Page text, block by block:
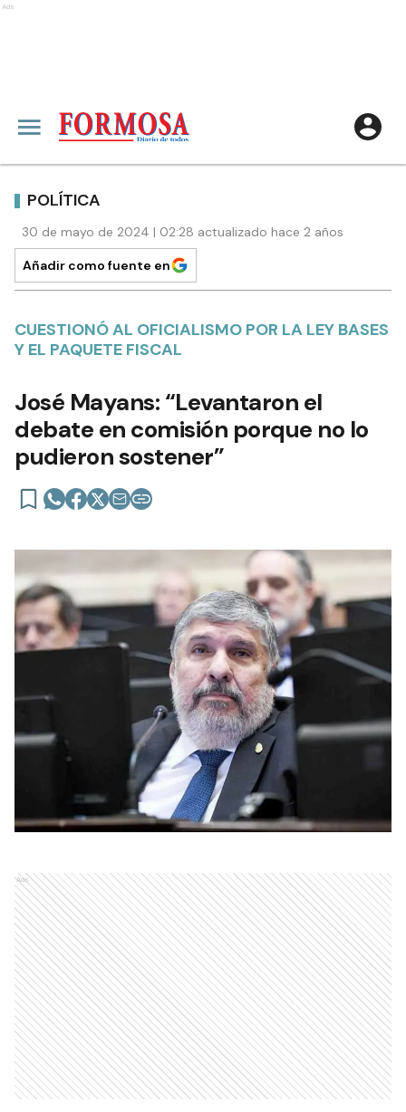
Ads
POLÍTICA
30 de mayo de 2024 | 02:28 actualizado hace 2 años
Añadir como fuente en
CUESTIONÓ AL OFICIALISMO POR LA LEY BASES
Y EL PAQUETE FISCAL
José Mayans: “Levantaron el
debate en comisión porque no lo
pudieron sostener”
Ads